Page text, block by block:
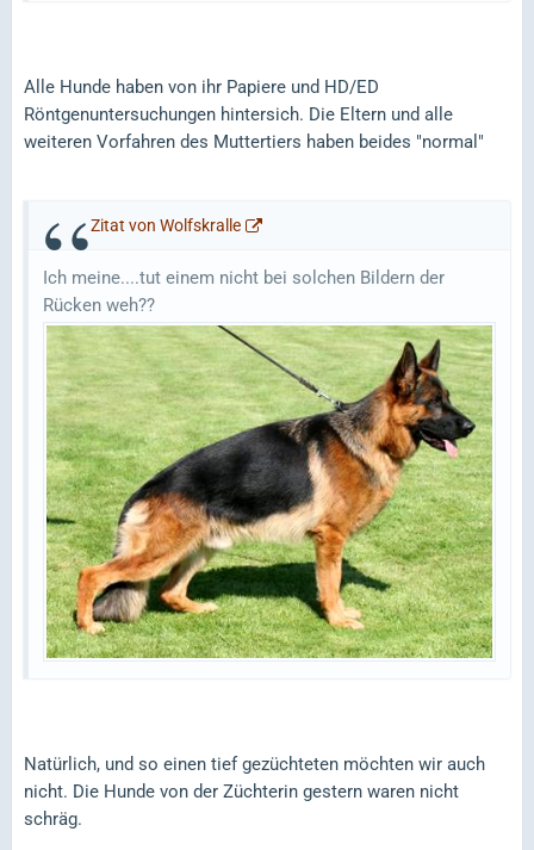
Alle Hunde haben von ihr Papiere und HD/ED
Röntgenuntersuchungen hintersich. Die Eltern und alle
weiteren Vorfahren des Muttertiers haben beides "normal"
Zitat von Wolfskralle
Ich meine....tut einem nicht bei solchen Bildern der
Rücken weh??
Natürlich, und so einen tief gezüchteten möchten wir auch
nicht. Die Hunde von der Züchterin gestern waren nicht
schräg.